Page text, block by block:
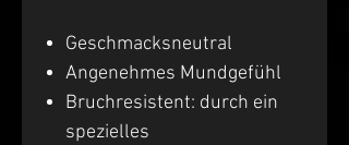
Geschmacksneutral
Angenehmes Mundgefühl
Bruchresistent: durch ein
spezielles